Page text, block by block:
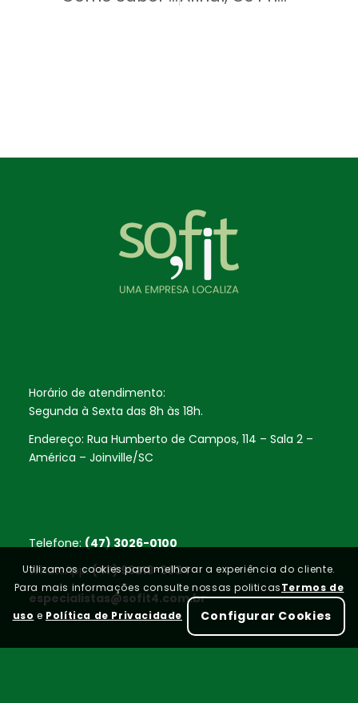
Horário de atendimento:
Segunda à Sexta das 8h às 18h.
Endereço: Rua Humberto de Campos, 114 – Sala 2 –
América – Joinville/SC
Telefone: (47) 3026-0100
WhatsApp:(47) 99213-3034
especialistas@sofit4.com.br
Utilizamos cookies para melhorar a experiência do cliente.
Para mais informações consulte nossas politicasTermos de
uso e Política de Privacidade Configurar Cookies